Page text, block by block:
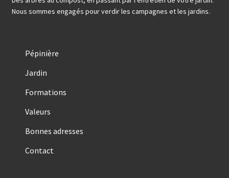
Nous sommes engagés pour verdir les campagnes et les jardins.
Pépinière
Jardin
Formations
Valeurs
Bonnes adresses
Contact